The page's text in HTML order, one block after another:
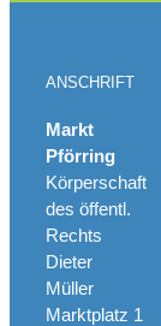
ANSCHRIFT
Markt
Pförring
Körperschaft
des öffentl.
Rechts
Dieter
Müller
Marktplatz 1